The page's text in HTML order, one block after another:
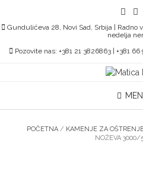
content
Gundulićeva 28, Novi Sad, Srbija | Radno
nedelja
Pozovite nas: +381 21 3826863 | +381
POČETNA / KAMENJE ZA
NOŽEVA 3000/